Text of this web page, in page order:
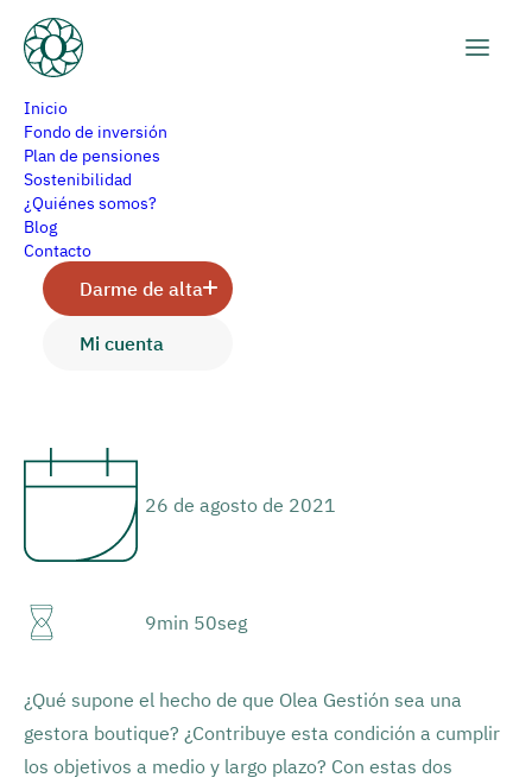
Inicio
Fondo de inversión
Plan de pensiones
Sostenibilidad
¿Quiénes somos?
Blog
Contacto
Darme de alta
Mi cuenta
Una gestora boutique
Prensa
26 de agosto de 2021
9min 50seg
¿Qué supone el hecho de que Olea Gestión sea una
gestora boutique? ¿Contribuye esta condición a cumplir
los objetivos a medio y largo plazo? Con estas dos